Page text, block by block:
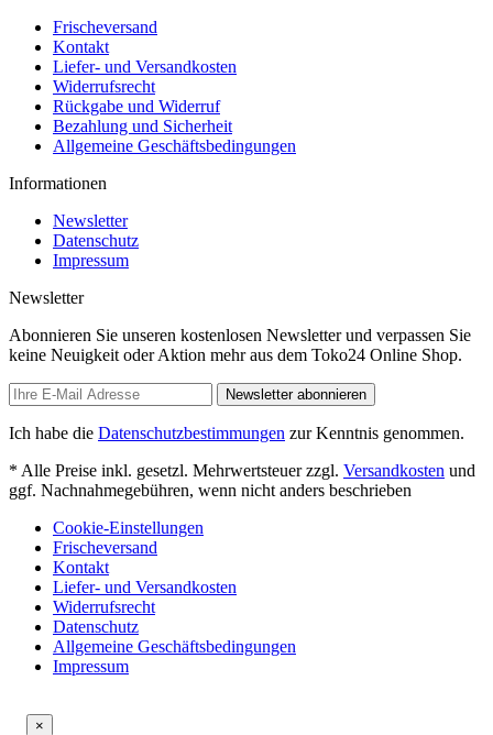
Frischeversand
Kontakt
Liefer- und Versandkosten
Widerrufsrecht
Rückgabe und Widerruf
Bezahlung und Sicherheit
Allgemeine Geschäftsbedingungen
Informationen
Newsletter
Datenschutz
Impressum
Newsletter
Abonnieren Sie unseren kostenlosen Newsletter und verpassen Sie
keine Neuigkeit oder Aktion mehr aus dem Toko24 Online Shop.
Newsletter abonnieren
Ich habe die Datenschutzbestimmungen zur Kenntnis genommen.
* Alle Preise inkl. gesetzl. Mehrwertsteuer zzgl. Versandkosten und
ggf. Nachnahmegebühren, wenn nicht anders beschrieben
Cookie-Einstellungen
Frischeversand
Kontakt
Liefer- und Versandkosten
Widerrufsrecht
Datenschutz
Allgemeine Geschäftsbedingungen
Impressum
×